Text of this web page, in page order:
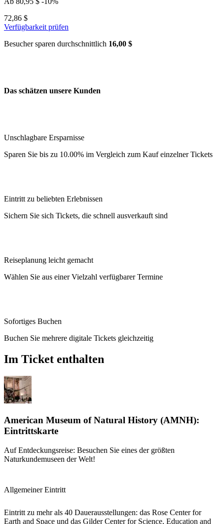
72,86 $
Verfügbarkeit prüfen
Besucher sparen durchschnittlich 16,00 $
Das schätzen unsere Kunden
Unschlagbare Ersparnisse
Sparen Sie bis zu 10.00% im Vergleich zum Kauf einzelner Tickets
Eintritt zu beliebten Erlebnissen
Sichern Sie sich Tickets, die schnell ausverkauft sind
Reiseplanung leicht gemacht
Wählen Sie aus einer Vielzahl verfügbarer Termine
Sofortiges Buchen
Buchen Sie mehrere digitale Tickets gleichzeitig
Im Ticket enthalten
American Museum of Natural History (AMNH):
Eintrittskarte
Auf Entdeckungsreise: Besuchen Sie eines der größten
Naturkundemuseen der Welt!
Allgemeiner Eintritt
Eintritt zu mehr als 40 Dauerausstellungen: das Rose Center for
Earth and Space und das Gilder Center for Science, Education and